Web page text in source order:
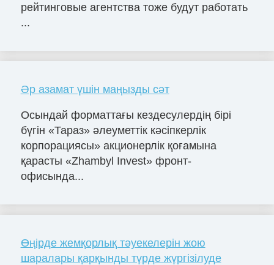
рейтинговые агентства тоже будут работать
...
Әр азамат үшін маңызды сәт
Осындай форматтағы кездесулердің бірі
бүгін «Тараз» әлеуметтік кәсіпкерлік
корпорациясы» акционерлік қоғамына
қарасты «Zhambyl Invest» фронт-
офисында...
Өңірде жемқорлық тәуекелерін жою
шаралары қарқынды түрде жүргізілуде